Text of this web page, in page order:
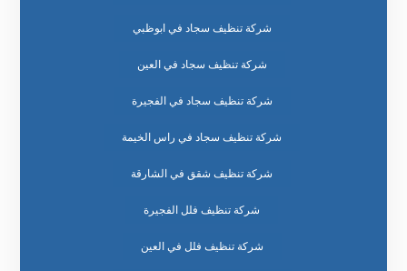
شركة تنظيف سجاد في ابوظبي
شركة تنظيف سجاد في العين
شركة تنظيف سجاد في الفجيرة
شركة تنظيف سجاد في راس الخيمة
شركة تنظيف شقق في الشارقة
شركة تنظيف فلل الفجيرة
شركة تنظيف فلل في العين